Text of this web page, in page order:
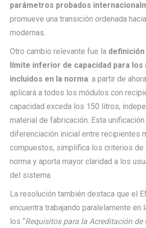
parámetros probados
promueve una transición ordenada
modernas.
Otro cambio relevante fue la definición
límite inferior de capacidad para
incluidos en la norma: a partir de
aplicará a todos los módulos con
capacidad exceda los 150 litros,
material de fabricación. Esta
diferenciación inicial entre recipientes
compuestos, simplifica los criterios de
norma y aporta mayor claridad a los
del sistema.
La resolución también destaca que el
encuentra trabajando paralelamente en
los “Requisitos para la Acreditación de